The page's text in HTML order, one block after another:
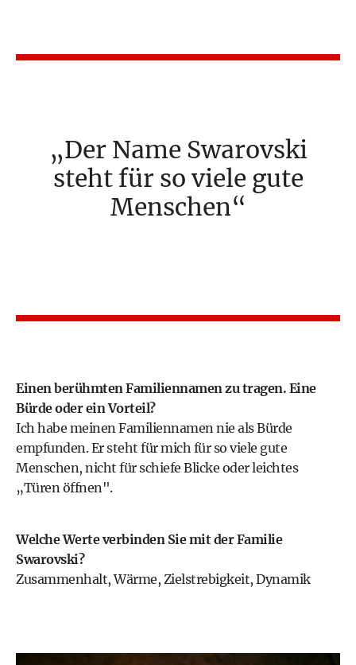
Der Name Swarovski
steht für so viele gute
Menschen
Einen berühmten Familiennamen zu tragen. Eine
Bürde oder ein Vorteil?
Ich habe meinen Familiennamen nie als Bürde
empfunden. Er steht für mich für so viele gute
Menschen, nicht für schiefe Blicke oder leichtes
„Türen öffnen".
Welche Werte verbinden Sie mit der Familie
Swarovski?
Zusammenhalt, Wärme, Zielstrebigkeit, Dynamik